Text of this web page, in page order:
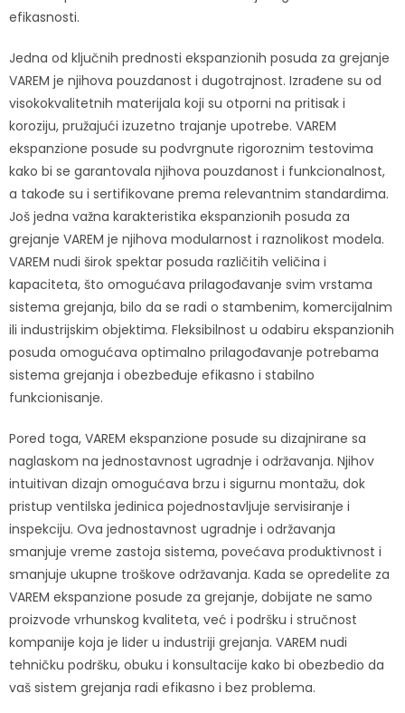
efikasnosti.
Jedna od ključnih prednosti ekspanzionih posuda za grejanje
VAREM je njihova pouzdanost i dugotrajnost. Izrađene su od
visokokvalitetnih materijala koji su otporni na pritisak i
koroziju, pružajući izuzetno trajanje upotrebe. VAREM
ekspanzione posude su podvrgnute rigoroznim testovima
kako bi se garantovala njihova pouzdanost i funkcionalnost,
a takođe su i sertifikovane prema relevantnim standardima.
Još jedna važna karakteristika ekspanzionih posuda za
grejanje VAREM je njihova modularnost i raznolikost modela.
VAREM nudi širok spektar posuda različitih veličina i
kapaciteta, što omogućava prilagođavanje svim vrstama
sistema grejanja, bilo da se radi o stambenim, komercijalnim
ili industrijskim objektima. Fleksibilnost u odabiru ekspanzionih
posuda omogućava optimalno prilagođavanje potrebama
sistema grejanja i obezbeđuje efikasno i stabilno
funkcionisanje.
Pored toga, VAREM ekspanzione posude su dizajnirane sa
naglaskom na jednostavnost ugradnje i održavanja. Njihov
intuitivan dizajn omogućava brzu i sigurnu montažu, dok
pristup ventilska jedinica pojednostavljuje servisiranje i
inspekciju. Ova jednostavnost ugradnje i održavanja
smanjuje vreme zastoja sistema, povećava produktivnost i
smanjuje ukupne troškove održavanja. Kada se opredelite za
VAREM ekspanzione posude za grejanje, dobijate ne samo
proizvode vrhunskog kvaliteta, već i podršku i stručnost
kompanije koja je lider u industriji grejanja. VAREM nudi
tehničku podršku, obuku i konsultacije kako bi obezbedio da
vaš sistem grejanja radi efikasno i bez problema.